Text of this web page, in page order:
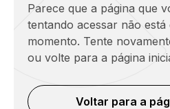
Parece que a página que
tentando acessar não
momento. Tente
ou volte para a página
Voltar para a